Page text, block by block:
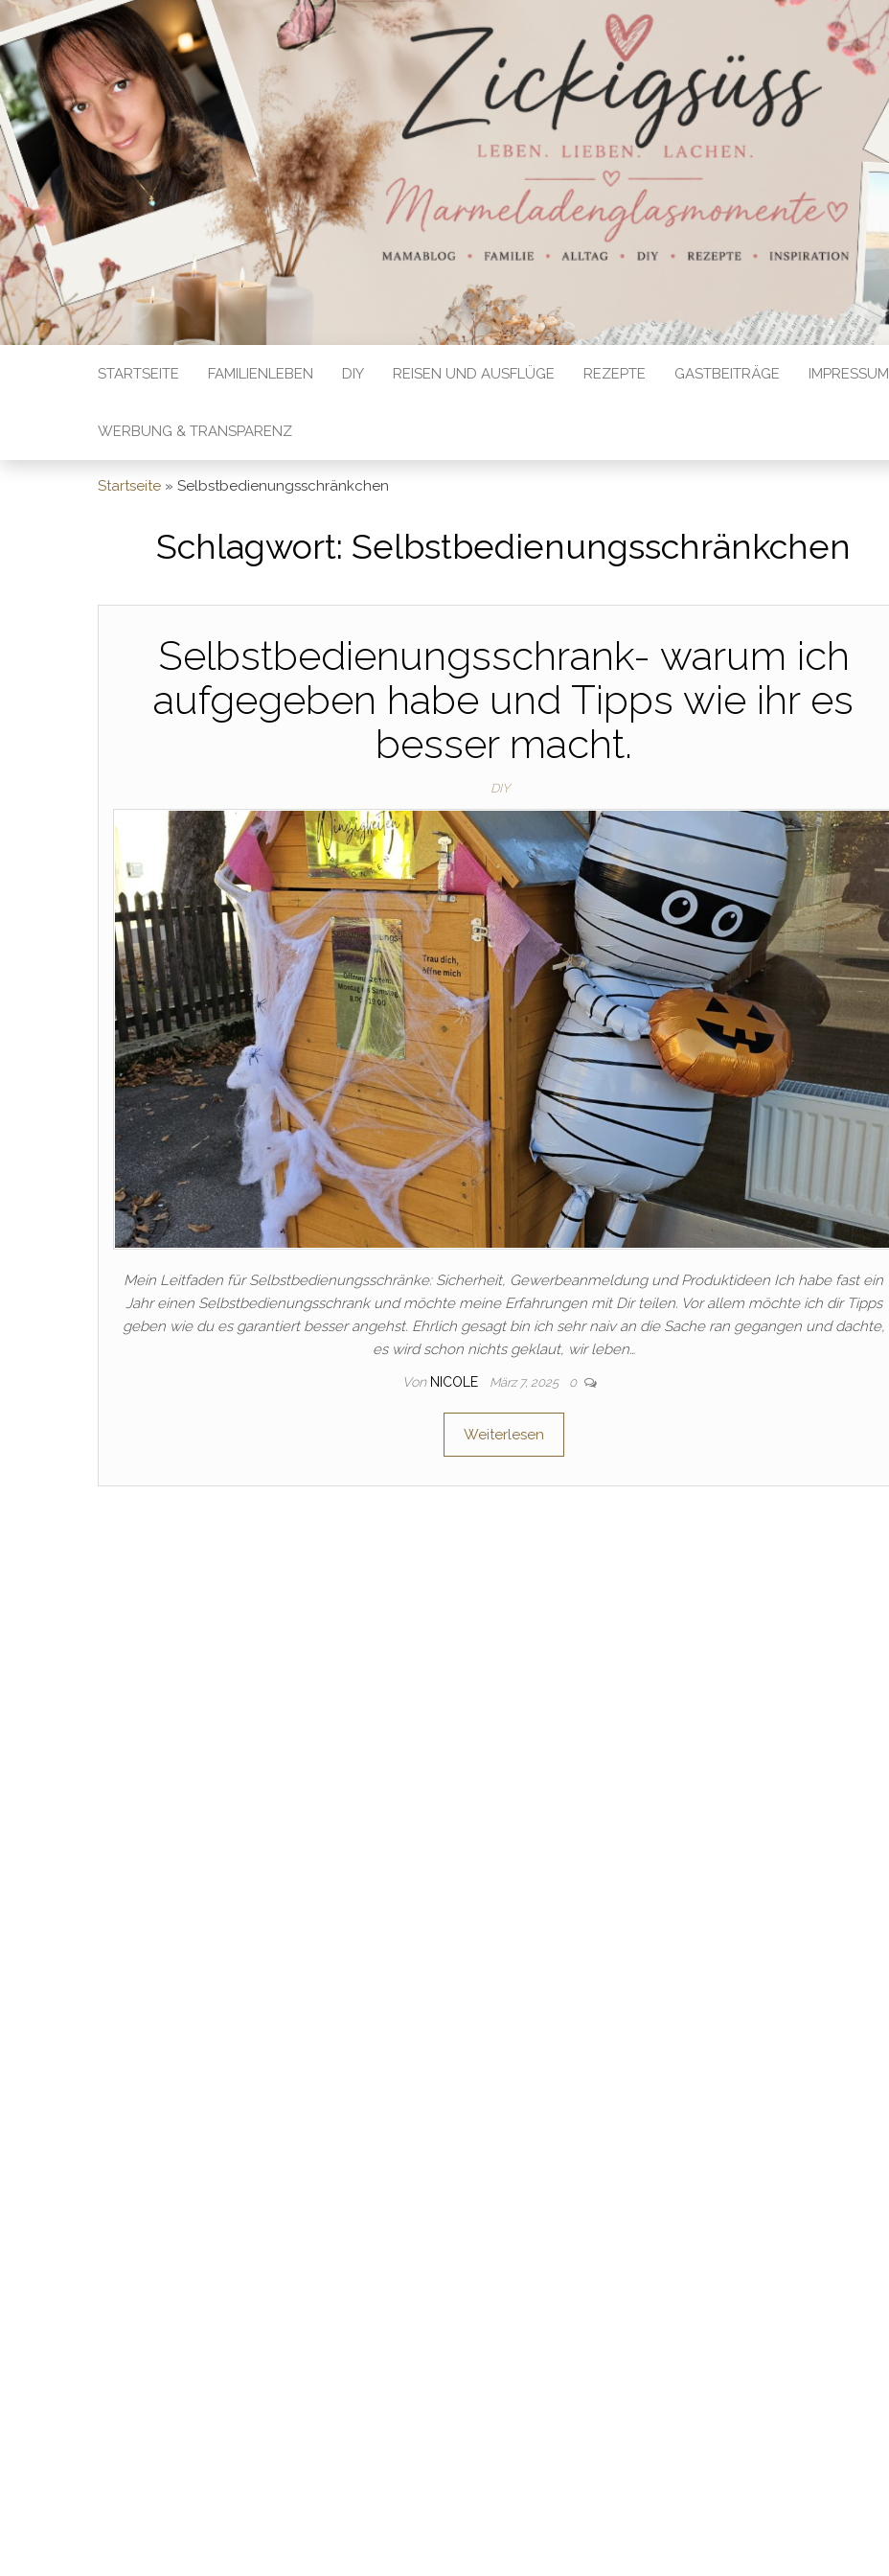
STARTSEITE FAMILIENLEBEN DIY REISEN UND AUSFLÜGE REZEPTE GASTBEITRÄGE IMPRESSUM
WERBUNG & TRANSPARENZ
Startseite » Selbstbedienungsschränkchen
Schlagwort: Selbstbedienungsschränkchen
Selbstbedienungsschrank- warum ich
aufgegeben habe und Tipps wie ihr es
besser macht.
DIY
Mein Leitfaden für Selbstbedienungsschränke: Sicherheit, Gewerbeanmeldung und Produktideen Ich habe fast ein
Jahr einen Selbstbedienungsschrank und möchte meine Erfahrungen mit Dir teilen. Vor allem möchte ich dir Tipps
geben wie du es garantiert besser angehst. Ehrlich gesagt bin ich sehr naiv an die Sache ran gegangen und dachte,
es wird schon nichts geklaut, wir leben…
Von NICOLE März 7, 2025 0
Weiterlesen